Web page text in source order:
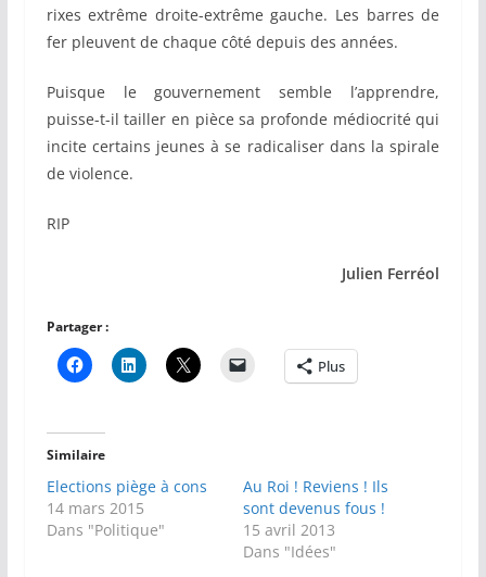
rixes extrême droite-extrême gauche. Les barres de
fer pleuvent de chaque côté depuis des années.
Puisque le gouvernement semble l’apprendre,
puisse-t-il tailler en pièce sa profonde médiocrité qui
incite certains jeunes à se radicaliser dans la spirale
de violence.
RIP
Julien Ferréol
Partager :
Plus
Similaire
Elections piège à cons
14 mars 2015
Dans "Politique"
Au Roi ! Reviens ! Ils
sont devenus fous !
15 avril 2013
Dans "Idées"